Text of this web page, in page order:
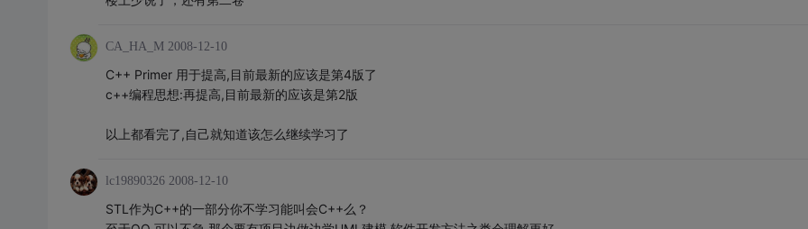
CA_HA_M 2008-12-10
C++ Primer 用于提高,目前最新的应该是第4版了
c++编程思想:再提高,目前最新的应该是第2版
以上都看完了,自己就知道该怎么继续学习了
lc19890326 2008-12-10
STL作为C++的一部分你不学习能叫会C++么？